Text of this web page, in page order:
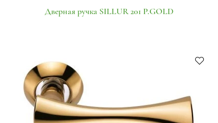
Дверная ручка SILLUR 201 P.GOLD